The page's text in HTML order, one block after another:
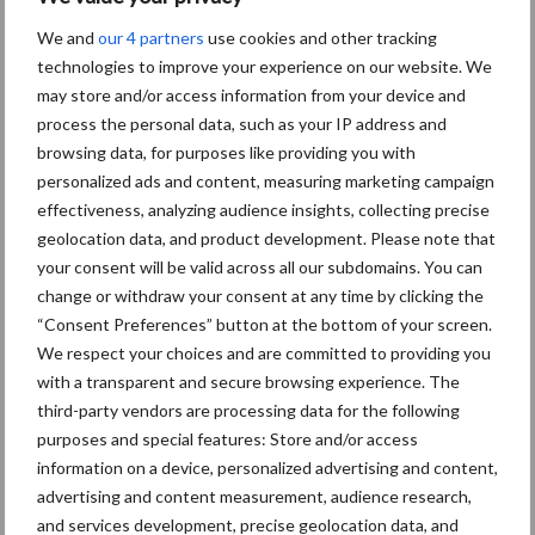
We and our 4 partners use cookies and other tracking
technologies to improve your experience on our website. We
may store and/or access information from your device and
process the personal data, such as your IP address and
browsing data, for purposes like providing you with
personalized ads and content, measuring marketing campaign
effectiveness, analyzing audience insights, collecting precise
geolocation data, and product development. Please note that
your consent will be valid across all our subdomains. You can
change or withdraw your consent at any time by clicking the
“Consent Preferences” button at the bottom of your screen.
We respect your choices and are committed to providing you
with a transparent and secure browsing experience. The
third-party vendors are processing data for the following
purposes and special features: Store and/or access
information on a device, personalized advertising and content,
advertising and content measurement, audience research,
and services development, precise geolocation data, and
Primaire
Sidebar
Recent nieuws Partner nieuws
7 aug
Grondstoffenmarkt blijft grillig:
droogte en geopolitiek houden
handel in de greep
5 aug
“Vraag naar praktische
hygieneoplossingen is in Polen
groter dan ooit”
5 aug
Eliminatieprotocol voor
Mycoplasma hyopneumoniae
Toon meer